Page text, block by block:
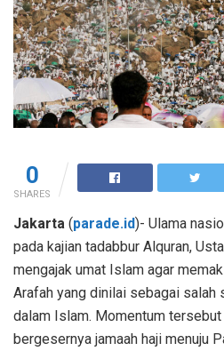
0
SHARES
Jakarta (parade.id)- Ulama
pada kajian tadabbur Alquran,
mengajak umat Islam agar
Arafah yang dinilai sebagai salah
dalam Islam. Momentum
bergesernya jamaah haji menuju